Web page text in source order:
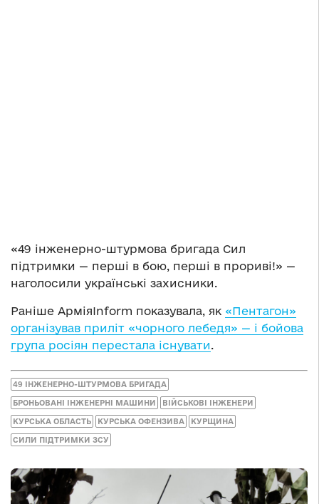
«49 інженерно-штурмова бригада Сил
підтримки — перші в бою, перші в прориві!» —
наголосили українські захисники.
Раніше АрміяInform показувала, як «Пентагон»
організував приліт «чорного лебедя» — і бойова
група росіян перестала існувати.
49 ІНЖЕНЕРНО-ШТУРМОВА БРИГАДА
БРОНЬОВАНІ ІНЖЕНЕРНІ МАШИНИ ВІЙСЬКОВІ ІНЖЕНЕРИ
КУРСЬКА ОБЛАСТЬ КУРСЬКА ОФЕНЗИВА КУРЩИНА
СИЛИ ПІДТРИМКИ ЗСУ